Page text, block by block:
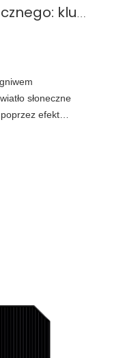
Schemat ogniwa słonecznego: kluczowe elementy i funkcje
słoneczne
efekt